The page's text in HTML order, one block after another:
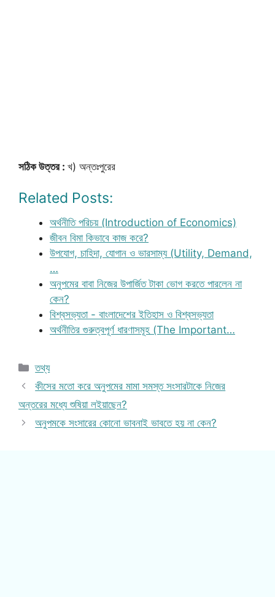
সঠিক উত্তর : খ) অন্তঃপুরের
Related Posts:
অর্থনীতি পরিচয় (Introduction of Economics)
জীবন বিমা কিভাবে কাজ করে?
উপযোগ, চাহিদা, যোগান ও ভারসাম্য (Utility, Demand,
…
অনুপমের বাবা নিজের উপার্জিত টাকা ভোগ করতে পারলেন না
কেন?
বিশ্বসভ্যতা - বাংলাদেশের ইতিহাস ও বিশ্বসভ্যতা
অর্থনীতির গুরুত্বপূর্ণ ধারণাসমূহ (The Important…
Categories
তথ্য
কীসের মতো করে অনুপমের মামা সমস্ত সংসারটাকে নিজের
অন্তরের মধ্যে শুষিয়া লইয়াছেন?
অনুপমকে সংসারের কোনো ভাবনাই ভাবতে হয় না কেন?